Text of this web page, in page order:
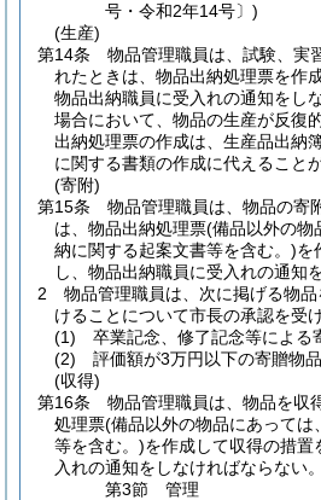
号・令和2年14号〕)
(生産)
第14条
物品管理職員は、試験、実
れたときは、物品出納処理票を作
物品出納職員に受入れの通知をし
場合において、物品の生産が反復
出納処理票の作成は、生産品出納
に関する書類の作成に代えること
(寄附)
第15条
物品管理職員は、物品の寄
は、物品出納処理票(備品以外の物
納に関する起案文書等を含む。)を
し、物品出納職員に受入れの通知
2
物品管理職員は、次に掲げる物
けることについて市長の承認を受
(1)
卒業記念、修了記念等による
(2)
評価額が3万円以下の寄贈物品
(収得)
第16条
物品管理職員は、物品を収
処理票(備品以外の物品にあっては
等を含む。)を作成して収得の措置
入れの通知をしなければならない。
第3節
管理